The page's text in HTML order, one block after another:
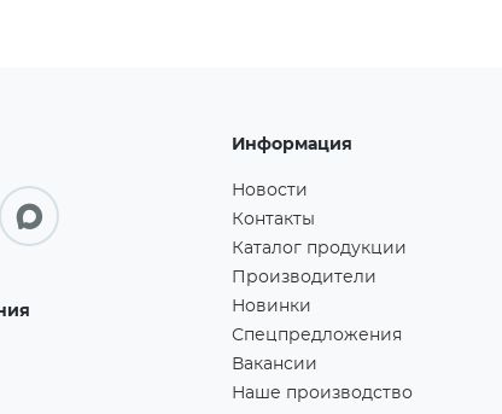
Информация
Новости
Контакты
Каталог продукции
Производители
Новинки
Спецпредложения
Вакансии
Наше производство